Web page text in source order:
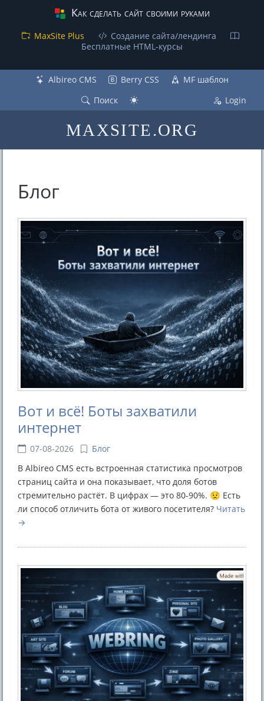
Как сделать сайт своими руками
MaxSite Plus
Создание сайта/лендинга
Бесплатные НТML-курсы
MAXSITE.ORG
Albireo CMS Berry CSS
MF шаблон
Поиск
Login
Блог
Вот и всё! Боты захватили
интернет
07-08-2026
Блог
В Albireo CMS есть встроенная статистика просмотров
страниц сайта и она показывает, что доля ботов
стремительно растёт. В цифрах — это 80-90%. 😟 Есть
ли способ отличить бота от живого посетителя? Читать